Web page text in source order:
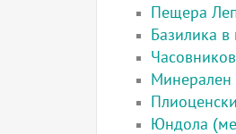
Пещера
Базилика в
Минерален
Юндола